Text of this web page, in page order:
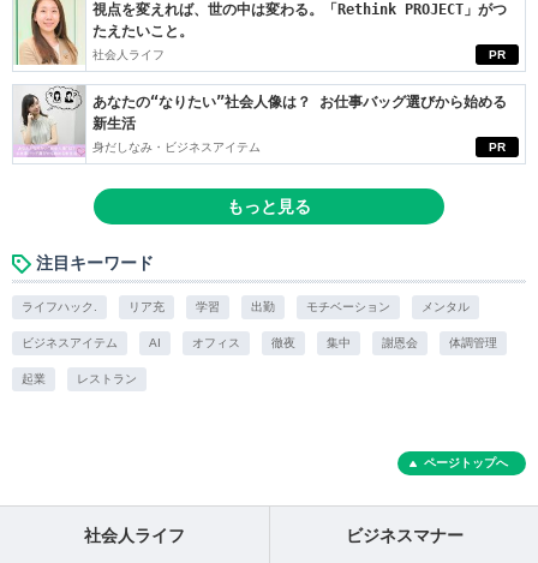
PR
視点を変えれば、世の中は変わる。「Rethink PROJECT」がつ
たえたいこと。
社会人ライフ
PR
あなたの“なりたい”社会人像は？ お仕事バッグ選びから始める
新生活
身だしなみ・ビジネスアイテム
もっと見る
注目キーワード
ライフハック. リア充 学習 出勤 モチベーション メンタル
ビジネスアイテム AI オフィス 徹夜 集中 謝恩会 体調管理
起業 レストラン
ページトップへ
社会人ライフ ビジネスマナー